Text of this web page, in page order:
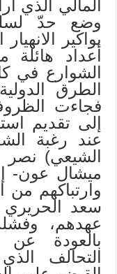
المالي الذي
وضع حدّ
بواكير
أعداد هائلة
الشوارع في
الطرق
فجاءت
إلى تقديم
عند رغبة
الشيعي) نصر
ميشال عون-
وارتباكهم من
سعد الحريري
عهدهم،
بالعودة عن
التحالف